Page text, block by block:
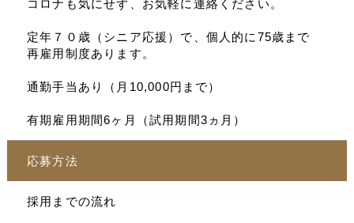
コロナも気にせず、お気軽に連絡ください。
定年７０歳（シニア応援）で、個人的に75歳まで
再雇用制度あります。
通勤手当あり（月10,000円まで）
有期雇用期間6ヶ月（試用期間3ヵ月）
応募方法
採用までの流れ